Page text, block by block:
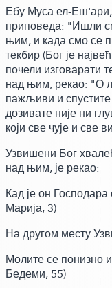
Ебу Муса ел-
приповеда: "Ишли
њим, и када смо се
текбир(Бог је
почели изговарати
над њим,рекао: "О
пажљиви и спустите
дозивате није ни
који све чује и све
Узвишени Бог
над њим,је рекао:
Кад је он
Марија, 3)
На другом месту
Молите се понизно
Бедеми, 55)